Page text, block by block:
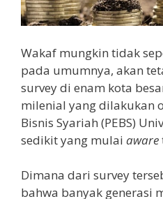
Wakaf mungkin tidak
pada umumnya, akan
survey di enam kota
milenial yang dilakukan
Bisnis Syariah (PEBS)
sedikit yang mulai aware
Dimana dari survey
bahwa banyak generasi